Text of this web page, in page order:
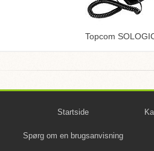
Topcom
Startside
Spørg om en brugsanvisning